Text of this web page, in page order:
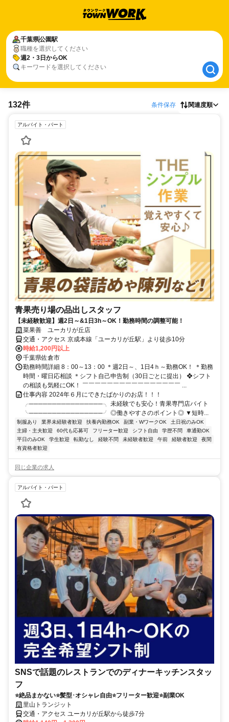
千葉県公園駅
職種を選択してください
週2・3日からOK
キーワードを選択してください
千葉県公園駅
週2・3日からOK
132件 条件保存 関連度順
アルバイト・パート
青果売り場の品出しスタッフ
【未経験歓迎】週2日～&1日3h～OK！勤務時間の調整可能！
菜果善 ユーカリが丘店
交通・アクセス 京成本線「ユーカリが丘駅」より徒歩10分
時給1,200円以上
千葉県佐倉市
勤務時間詳細 8：00～13：00 ＊週2日～、1日4ｈ～勤務OK！ ＊勤務
時間・曜日応相談 ＊シフト自己申告制（30日ごとに提出） ❖シフト
の相談も気軽にOK！ ￣￣￣￣￣￣￣￣￣￣￣￣￣￣￣￣ ...
仕事内容 2024年６月にできたばかりのお店！！！
╭────────────────╮ 未経験でも安心！青果専門店バイト
╰────────────────╯ ◎働きやすさのポイント◎ ▼短時...
制服あり 業界未経験者歓迎 扶養内勤務OK 副業・WワークOK
土日祝のみOK
主婦・主夫歓迎
60代も応募可 フリーター歓迎 シフト自由 学歴不問
車通勤OK
平日のみOK
学生歓迎 転勤なし 経験不問 未経験者歓迎 午前 経験者歓迎
夜間
有資格者歓迎
同じ企業の求人
アルバイト・パート
SNSで話題のレストランでのディナーキッチンスタッ
フ
⭐絶品まかない⭐髪型･オシャレ自由⭐フリーター歓迎⭐副業OK
里山トランジット
交通・アクセス ユーカリが丘駅から徒歩7分